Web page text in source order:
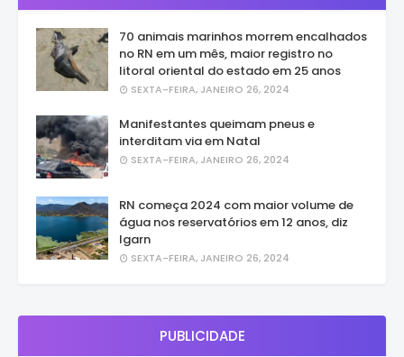
70 animais marinhos morrem encalhados
no RN em um mês, maior registro no
litoral oriental do estado em 25 anos
SEXTA-FEIRA, JANEIRO 26, 2024
Manifestantes queimam pneus e
interditam via em Natal
SEXTA-FEIRA, JANEIRO 26, 2024
RN começa 2024 com maior volume de
água nos reservatórios em 12 anos, diz
Igarn
SEXTA-FEIRA, JANEIRO 26, 2024
PUBLICIDADE